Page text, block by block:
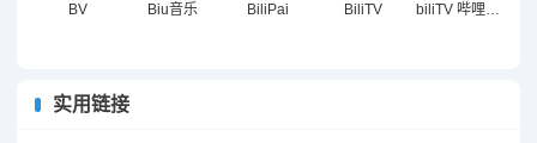
BV Biu音乐 BiliPai BiliTV biliTV 哔哩哔哩TV
实用链接